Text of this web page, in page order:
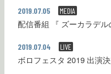
2019.07.05 MEDIA
配信番組 『 ズーカラデル
2019.07.04 LIVE
ボロフェスタ 2019 出演